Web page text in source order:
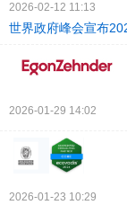
2026-02-12 11:13
世界政府峰会宣布
2026-01-29 14:02
2026-01-23 10:29